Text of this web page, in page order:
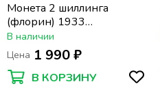
Монета 2 шиллинга
(флорин) 1933
Великобритания
В наличии
Цена 1 990 ₽
В КОРЗИНУ